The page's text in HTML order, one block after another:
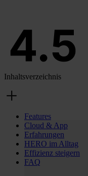
Inhaltsverzeichnis
Features
Cloud & App
Erfahrungen
HERO im Alltag
Effizienz steigern
FAQ